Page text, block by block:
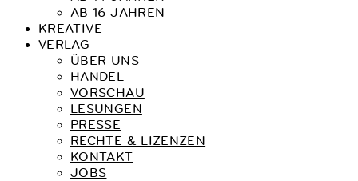
AB 16 JAHREN
KREATIVE
VERLAG
ÜBER UNS
HANDEL
VORSCHAU
LESUNGEN
PRESSE
RECHTE & LIZENZEN
KONTAKT
JOBS